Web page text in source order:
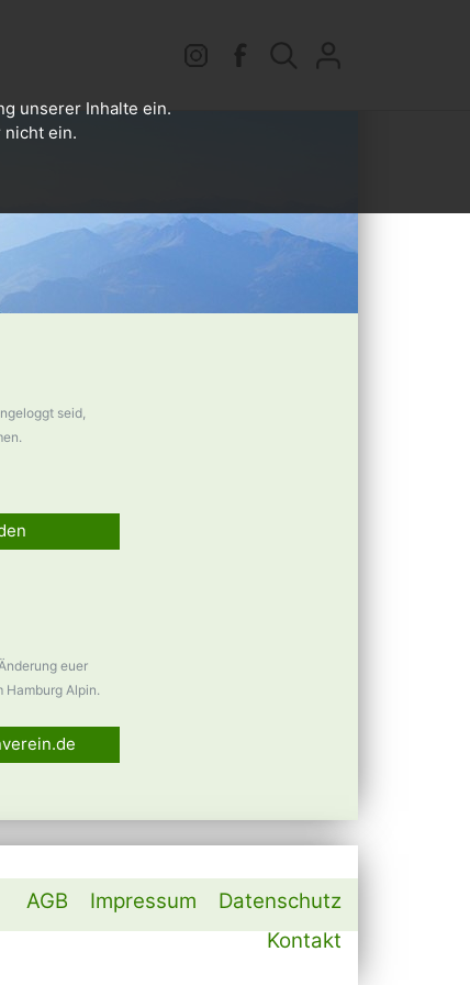
seid,
euer
Alpin.
Datenschutz
Impressum
AGB
Kontakt
unserer Inhalte ein.
nicht ein.